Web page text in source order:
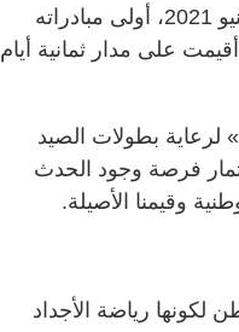
برئاسة سمو الشيخ أحمد بن محمد بن راشد آل مكتوم في يونيو 2021، أولى مبادراته
على مدار ثمانية أيام
في عقد الشراكة المثمرة مع «إكسبو 2020 دبي» لرعاية بطولات الصيد
فرصة وجود الحدث
وقيمنا الأصيلة.
رياضة الأجداد